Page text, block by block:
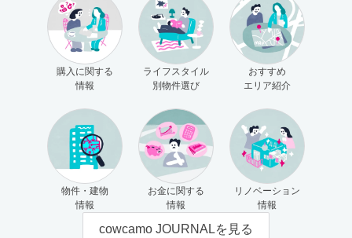
購入に関する
情報
ライフスタイル
別物件選び
おすすめ
エリア紹介
物件・建物
情報
お金に関する
情報
リノベーション
情報
cowcamo JOURNALを見る